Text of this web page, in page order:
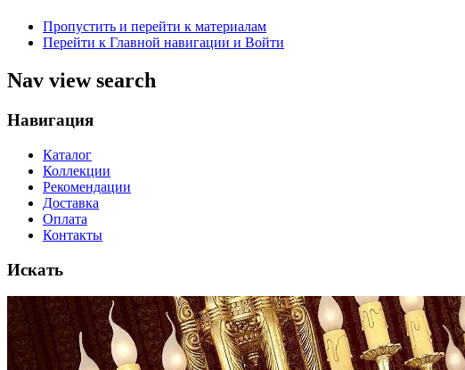
Пропустить и перейти к материалам
Перейти к Главной навигации и Войти
Nav view search
Навигация
Каталог
Коллекции
Рекомендации
Доставка
Оплата
Контакты
Искать